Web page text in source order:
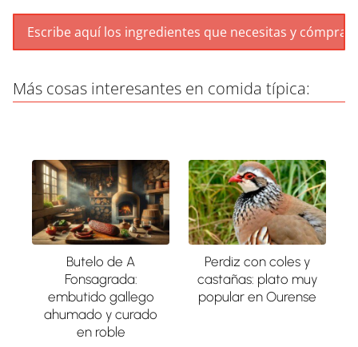
Más cosas interesantes en comida típica:
Butelo de A
Fonsagrada:
embutido gallego
ahumado y curado
en roble
Perdiz con coles y
castañas: plato muy
popular en Ourense